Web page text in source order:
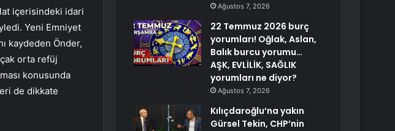
içerisindeki idari
Yeni Emniyet
kaydeden Önder,
orta refüj
konusunda
de dikkate
Ağustos 7, 2026
22 Temmuz 2026 burç
yorumları! Oğlak, Aslan,
Balık burcu yorumu…
AŞK, EVLİLİK, SAĞLIK
yorumları ne diyor?
Ağustos 7, 2026
Kılıçdaroğlu’na yakın
Gürsel Tekin, CHP’nin